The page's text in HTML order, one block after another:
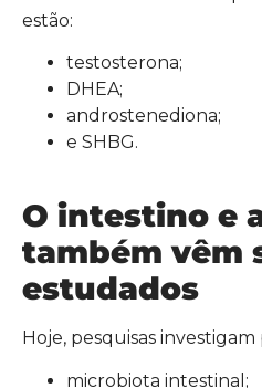
estão:
testosterona;
DHEA;
androstenediona;
e SHBG.
O intestino e
também vêm
estudados
Hoje, pesquisas
microbiota intestinal;